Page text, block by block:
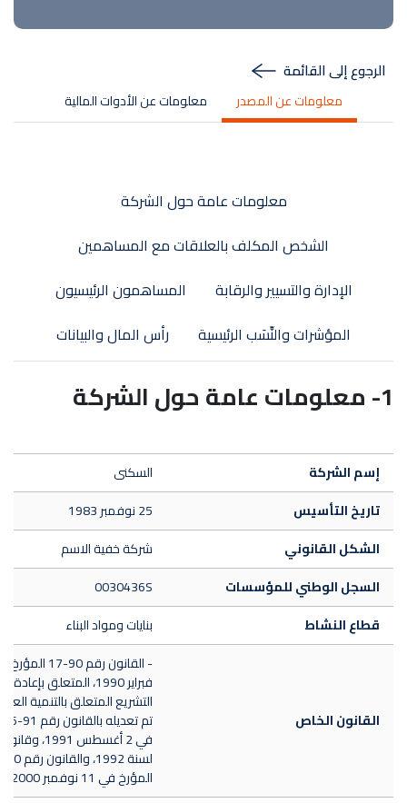
الرجوع إلى القائمة
معلومات عن المصدر معلومات عن الأدوات المالية
معلومات عامة حول الشركة
الشخص المكلف بالعلاقات مع المساهمين
الإدارة والتسيير والرقابة
المساهمون الرئيسيون
المؤشرات والنِّسَب الرئيسية
رأس المال والبيانات
1- معلومات عامة حول الشركة
إسم الشركة
السكنى
تاريخ التأسيس
25 نوفمبر 1983
الشكل القانوني
شركة خفية الاسم
السجل الوطني للمؤسسات
0030436S
قطاع النشاط
بنايات ومواد البناء
القانون الخاص
فبراير 1990، المتعلق
التشريع المتعلق بالتنمية
في 2 أغسطس
المؤرخ في 11 نوفمبر 2000.